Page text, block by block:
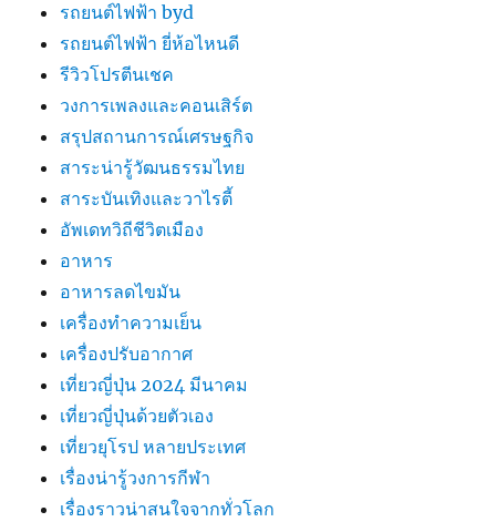
รถยนต์ไฟฟ้า byd
รถยนต์ไฟฟ้า ยี่ห้อไหนดี
รีวิวโปรตีนเชค
วงการเพลงและคอนเสิร์ต
สรุปสถานการณ์เศรษฐกิจ
สาระน่ารู้วัฒนธรรมไทย
สาระบันเทิงและวาไรตี้
อัพเดทวิถีชีวิตเมือง
อาหาร
อาหารลดไขมัน
เครื่องทำความเย็น
เครื่องปรับอากาศ
เที่ยวญี่ปุ่น 2024 มีนาคม
เที่ยวญี่ปุ่นด้วยตัวเอง
เที่ยวยุโรป หลายประเทศ
เรื่องน่ารู้วงการกีฬา
เรื่องราวน่าสนใจจากทั่วโลก